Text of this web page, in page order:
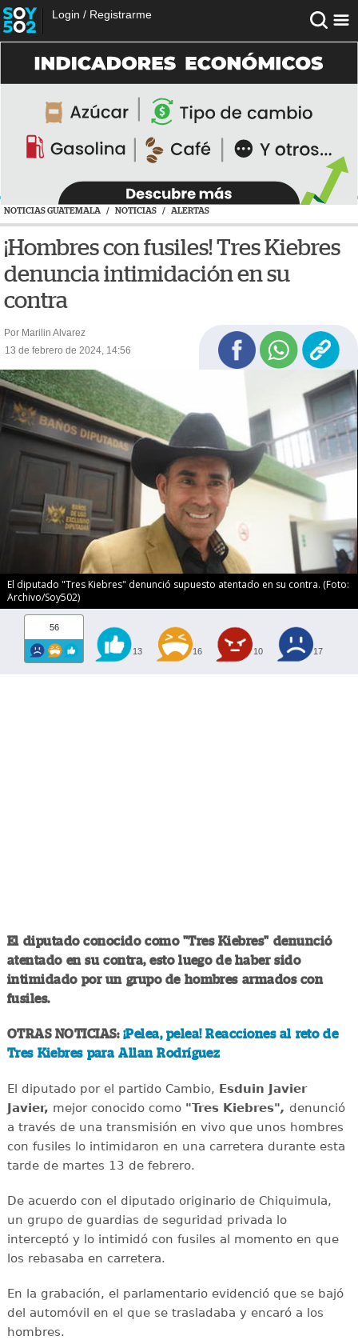
Login / Registrarme
NOTICIAS GUATEMALA / NOTICIAS / ALERTAS
¡Hombres con fusiles! Tres Kiebres
denuncia intimidación en su
contra
Por Marilin Alvarez
13 de febrero de 2024, 14:56
El diputado "Tres Kiebres" denunció supuesto atentado en su contra. (Foto:
Archivo/Soy502)
56
13 16 10 17
El diputado conocido como "Tres Kiebres" denunció
atentado en su contra, esto luego de haber sido
intimidado por un grupo de hombres armados con
fusiles.
OTRAS NOTICIAS: ¡Pelea, pelea! Reacciones al reto de
Tres Kiebres para Allan Rodríguez
El diputado por el partido Cambio, Esduin Javier
Javier, mejor conocido como "Tres Kiebres", denunció
a través de una transmisión en vivo que unos hombres
con fusiles lo intimidaron en una carretera durante esta
tarde de martes 13 de febrero.
De acuerdo con el diputado originario de Chiquimula,
un grupo de guardias de seguridad privada lo
interceptó y lo intimidó con fusiles al momento en que
los rebasaba en carretera.
En la grabación, el parlamentario evidenció que se bajó
del automóvil en el que se trasladaba y encaró a los
hombres.